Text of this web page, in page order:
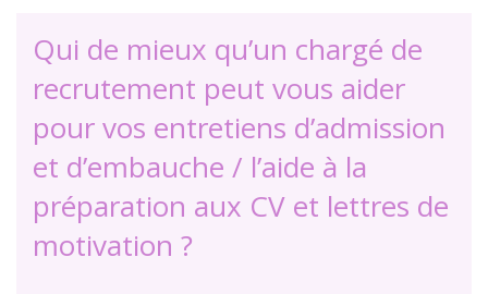
Qui de mieux qu’un chargé de
recrutement peut vous aider
pour vos entretiens d’admission
et d’embauche / l’aide à la
préparation aux CV et lettres de
motivation ?